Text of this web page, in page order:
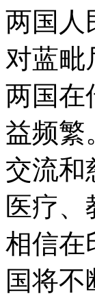
两国人
对蓝毗
两国在
益频繁
交流和
医疗
相信在
国将